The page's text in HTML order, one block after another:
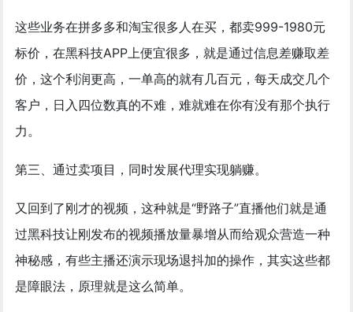
这些业务在拼多多和淘宝很多人在买，都卖999-1980元
标价，在黑科技APP上便宜很多，就是通过信息差赚取差
价，这个利润更高，一单高的就有几百元，每天成交几个
客户，日入四位数真的不难，难就难在你有没有那个执行
力。
第三、通过卖项目，同时发展代理实现躺赚。
又回到了刚才的视频，这种就是“野路子”直播他们就是通
过黑科技让刚发布的视频播放量暴增从而给观众营造一种
神秘感，有些主播还演示现场退抖加的操作，其实这些都
是障眼法，原理就是这么简单。